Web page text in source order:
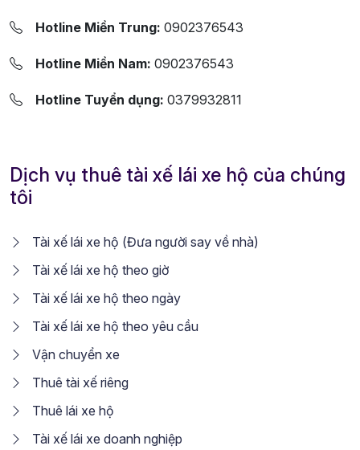
Hotline Miền Trung: 0902376543
Hotline Miền Nam: 0902376543
Hotline Tuyển dụng: 0379932811
Dịch vụ thuê tài xế lái xe hộ của chúng
tôi
Tài xế lái xe hộ (Đưa người say về nhà)
Tài xế lái xe hộ theo giờ
Tài xế lái xe hộ theo ngày
Tài xế lái xe hộ theo yêu cầu
Vận chuyển xe
Thuê tài xế riêng
Thuê lái xe hộ
Tài xế lái xe doanh nghiệp